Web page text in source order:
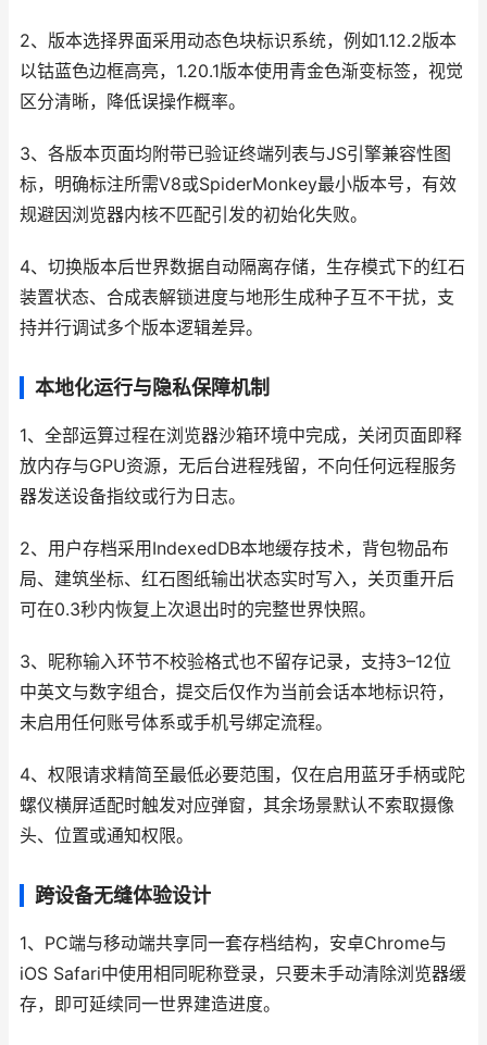
2、版本选择界面采用动态色块标识系统，例如1.12.2版本
以钴蓝色边框高亮，1.20.1版本使用青金色渐变标签，视觉
区分清晰，降低误操作概率。
3、各版本页面均附带已验证终端列表与JS引擎兼容性图
标，明确标注所需V8或SpiderMonkey最小版本号，有效
规避因浏览器内核不匹配引发的初始化失败。
4、切换版本后世界数据自动隔离存储，生存模式下的红石
装置状态、合成表解锁进度与地形生成种子互不干扰，支
持并行调试多个版本逻辑差异。
本地化运行与隐私保障机制
1、全部运算过程在浏览器沙箱环境中完成，关闭页面即释
放内存与GPU资源，无后台进程残留，不向任何远程服务
器发送设备指纹或行为日志。
2、用户存档采用IndexedDB本地缓存技术，背包物品布
局、建筑坐标、红石图纸输出状态实时写入，关页重开后
可在0.3秒内恢复上次退出时的完整世界快照。
3、昵称输入环节不校验格式也不留存记录，支持3–12位
中英文与数字组合，提交后仅作为当前会话本地标识符，
未启用任何账号体系或手机号绑定流程。
4、权限请求精简至最低必要范围，仅在启用蓝牙手柄或陀
螺仪横屏适配时触发对应弹窗，其余场景默认不索取摄像
头、位置或通知权限。
跨设备无缝体验设计
1、PC端与移动端共享同一套存档结构，安卓Chrome与
iOS Safari中使用相同昵称登录，只要未手动清除浏览器缓
存，即可延续同一世界建造进度。